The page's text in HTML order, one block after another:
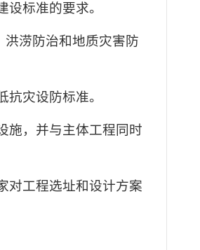
标准的要求。
涝防治和地质灾害防
灾设防标准。
施，并与主体工程同时
对工程选址和设计方案